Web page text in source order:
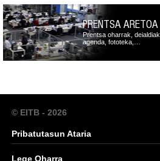
PRENTSA ARETOA
Prentsa oharrak, deialdiak,
agenda, fototeka,…
© EITB - 2026
Pribatutasun Ataria
Lege Oharra